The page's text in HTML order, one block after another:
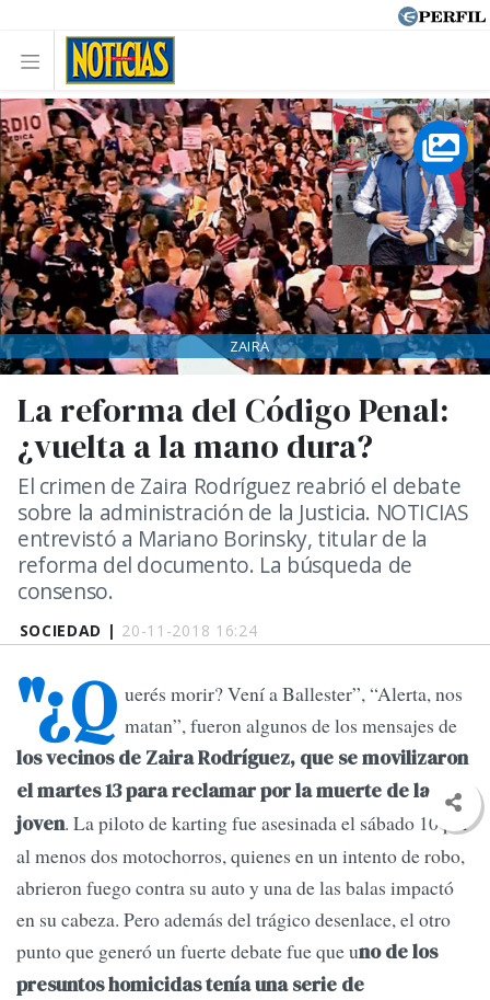
SOCIEDAD | 20-11-2018 16:24
La reforma del Código Penal:
¿vuelta a la mano dura?
El crimen de Zaira Rodríguez reabrió el debate
sobre la administración de la Justicia. NOTICIAS
entrevistó a Mariano Borinsky, titular de la
reforma del documento. La búsqueda de
consenso.
ZAIRA
"¿Q uerés morir? Vení a Ballester”, “Alerta, nos
matan”, fueron algunos de los mensajes de
los vecinos de Zaira Rodríguez, que se movilizaron
el martes 13 para reclamar por la muerte de la
joven. La piloto de karting fue asesinada el sábado 10 por
al menos dos motochorros, quienes en un intento de robo,
abrieron fuego contra su auto y una de las balas impactó
en su cabeza. Pero además del trágico desenlace, el otro
punto que generó un fuerte debate fue que uno de los
presuntos homicidas tenía una serie de